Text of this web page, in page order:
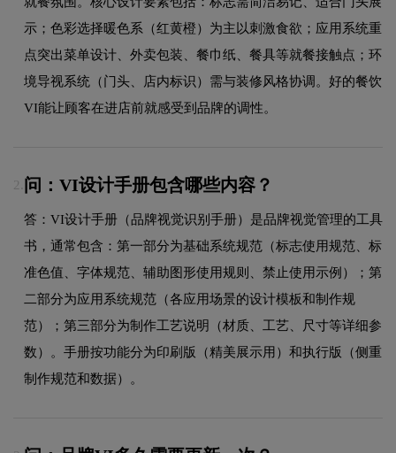
示；色彩选择暖色系（红黄橙）为主以刺激食欲；应用系统重
点突出菜单设计、外卖包装、餐巾纸、餐具等就餐接触点；环
境导视系统（门头、店内标识）需与装修风格协调。好的餐饮
VI能让顾客在进店前就感受到品牌的调性。
2. 问：VI设计手册包含哪些内容？
答：VI设计手册（品牌视觉识别手册）是品牌视觉管理的工具
书，通常包含：第一部分为基础系统规范（标志使用规范、标
准色值、字体规范、辅助图形使用规则、禁止使用示例）；第
二部分为应用系统规范（各应用场景的设计模板和制作规
范）；第三部分为制作工艺说明（材质、工艺、尺寸等详细参
数）。手册按功能分为印刷版（精美展示用）和执行版（侧重
制作规范和数据）。